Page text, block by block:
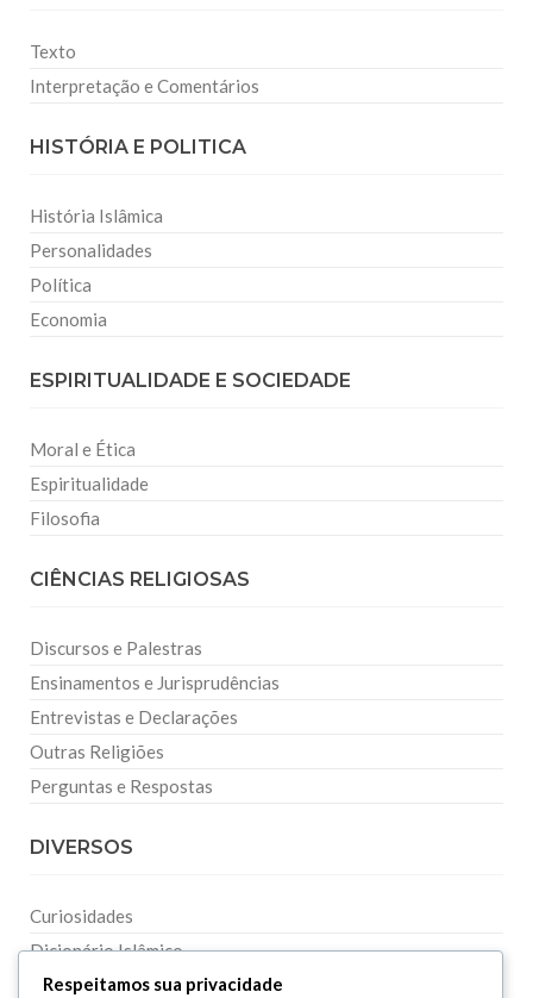
Texto
Interpretação e Comentários
HISTÓRIA E POLITICA
História Islâmica
Personalidades
Política
Economia
ESPIRITUALIDADE E SOCIEDADE
Moral e Ética
Espiritualidade
Filosofia
CIÊNCIAS RELIGIOSAS
Discursos e Palestras
Ensinamentos e Jurisprudências
Entrevistas e Declarações
Outras Religiões
Perguntas e Respostas
DIVERSOS
Curiosidades
Dicionário Islâmico
Downloads
Respeitamos sua privacidade